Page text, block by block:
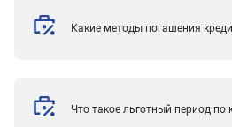
Какие методы погашения
Что такое льготный период по